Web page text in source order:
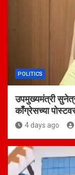
POLITICS
उपमुख्यमंत्री
काँग्रेसच्या
4 days ago